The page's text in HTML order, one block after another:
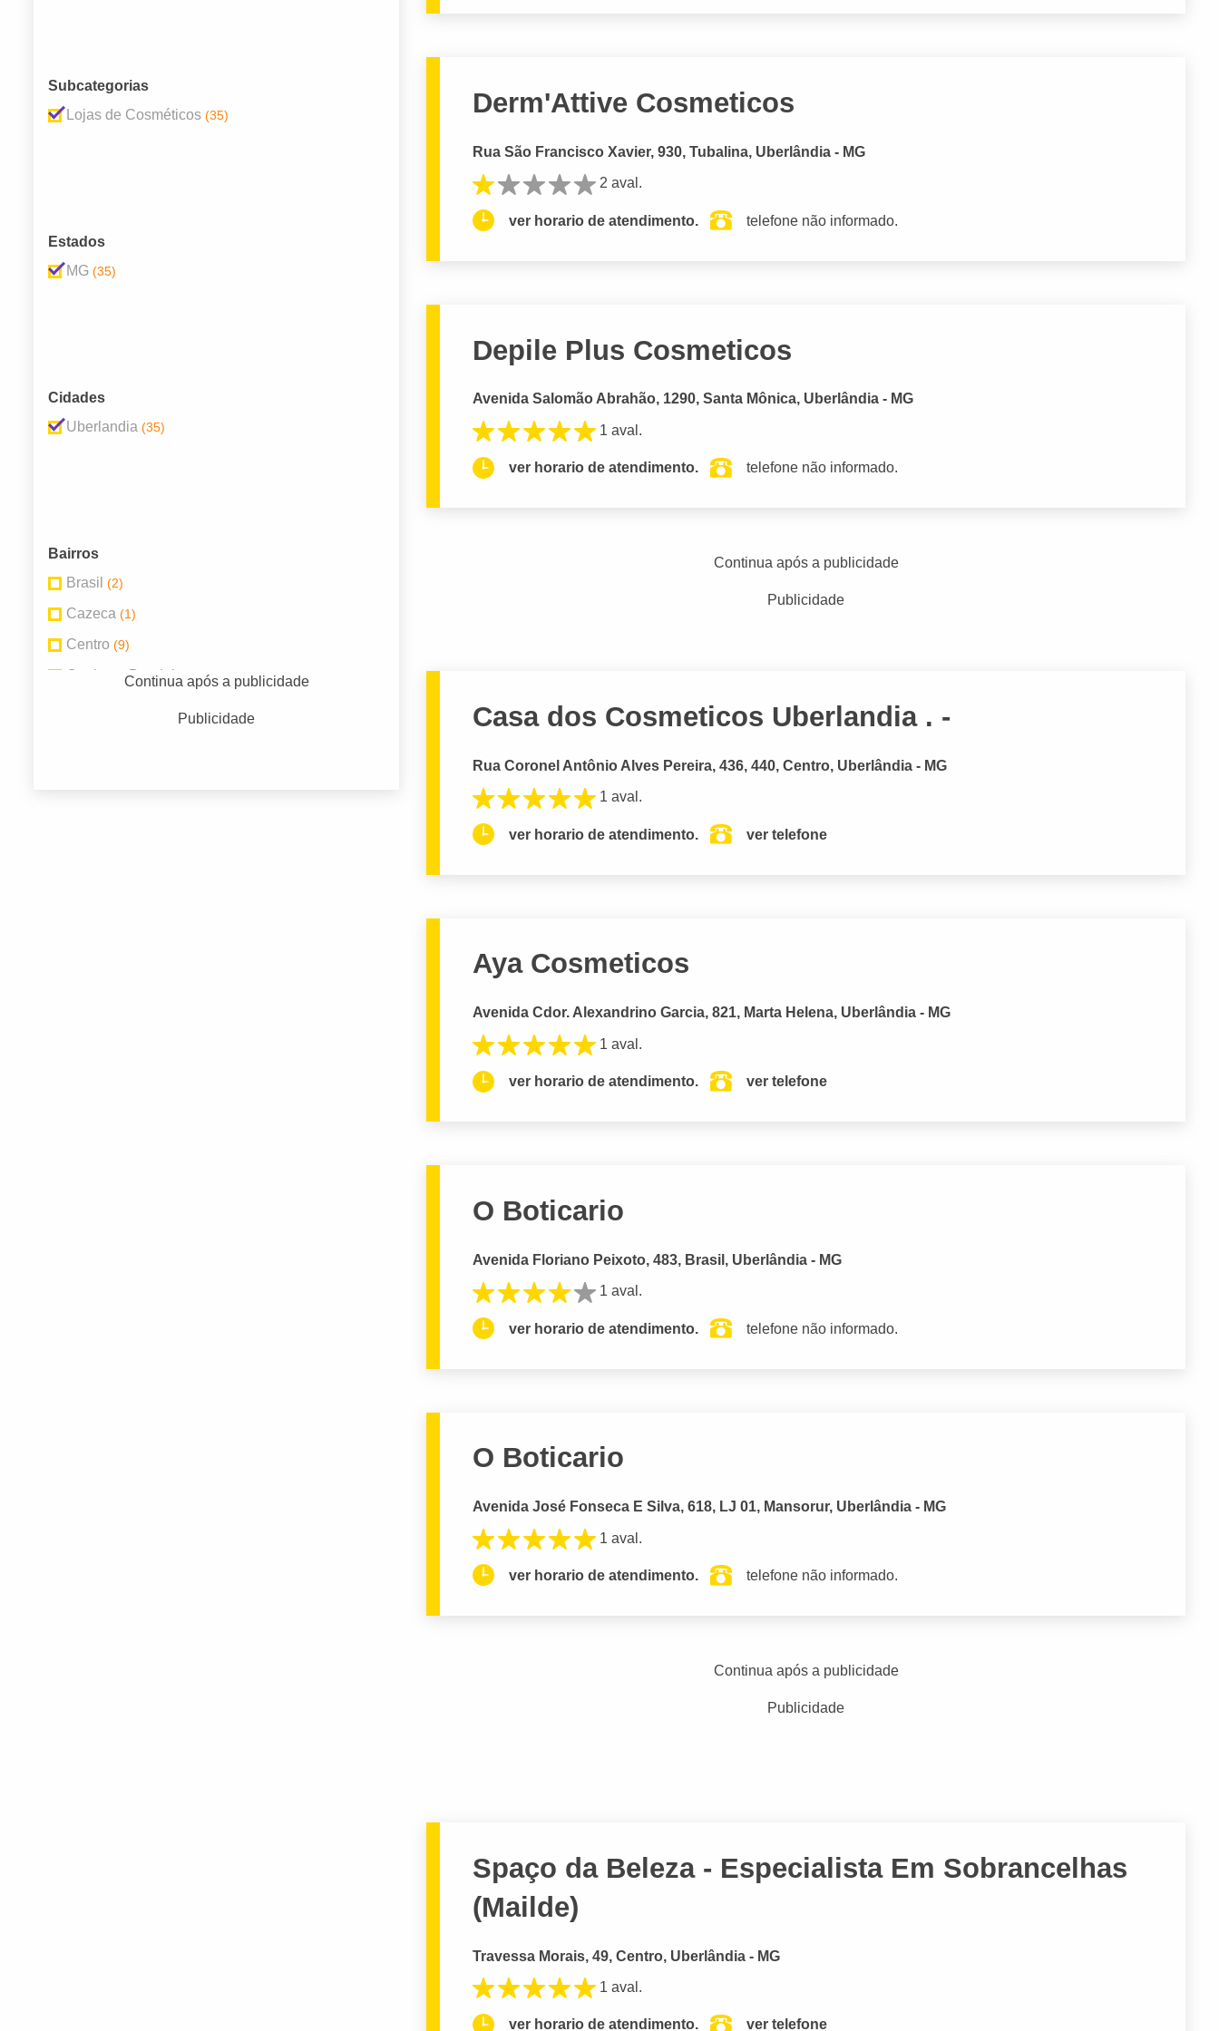
Subcategorias
Lojas de Cosméticos (35)
Estados
MG (35)
Cidades
Uberlandia (35)
Bairros
Brasil (2)
Cazeca (1)
Centro (9)
Conjunto Bandeirantes(1)
Continua após a publicidade
Publicidade
Derm'Attive Cosmeticos
Rua São Francisco Xavier, 930, Tubalina, Uberlândia - MG
2 aval.
ver horario de atendimento. telefone não informado.
Depile Plus Cosmeticos
Avenida Salomão Abrahão, 1290, Santa Mônica, Uberlândia - MG
1 aval.
ver horario de atendimento. telefone não informado.
Continua após a publicidade
Publicidade
Casa dos Cosmeticos Uberlandia . -
Rua Coronel Antônio Alves Pereira, 436, 440, Centro, Uberlândia - MG
1 aval.
ver horario de atendimento. ver telefone
Aya Cosmeticos
Avenida Cdor. Alexandrino Garcia, 821, Marta Helena, Uberlândia - MG
1 aval.
ver horario de atendimento. ver telefone
O Boticario
Avenida Floriano Peixoto, 483, Brasil, Uberlândia - MG
1 aval.
ver horario de atendimento. telefone não informado.
O Boticario
Avenida José Fonseca E Silva, 618, LJ 01, Mansorur, Uberlândia - MG
1 aval.
ver horario de atendimento. telefone não informado.
Continua após a publicidade
Publicidade
Spaço da Beleza - Especialista Em Sobrancelhas
(Mailde)
Travessa Morais, 49, Centro, Uberlândia - MG
1 aval.
ver horario de atendimento. ver telefone